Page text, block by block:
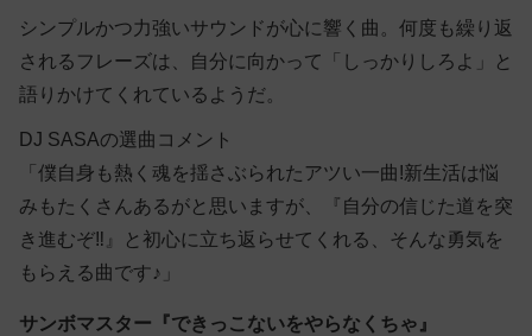
シンプルかつ力強いサウンドが心に響く曲。何度も繰り返
されるフレーズは、自分に向かって「しっかりしろよ」と
語りかけてくれているようだ。
DJ SASAの選曲コメント
「僕自身も熱く魂を揺さぶられたアツい一曲!新生活は悩
みもたくさんあるがと思いますが、『自分の信じた道を突
き進むぞ‼』と初心に立ち返らせてくれる、そんな勇気を
もらえる曲です♪」
サンボマスター『できっこないをやらなくちゃ』